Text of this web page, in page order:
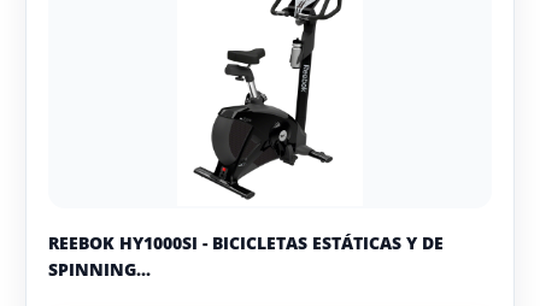
REEBOK HY1000SI - BICICLETAS ESTÁTICAS Y DE
SPINNING...